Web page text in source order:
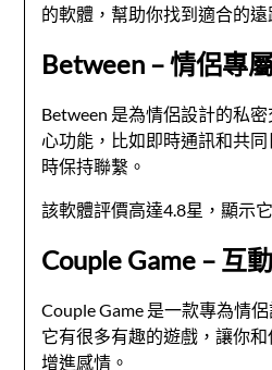
的軟體，幫助你找到適合的遠
Between – 情侶專
Between 是為情侶設計的私
心功能，比如即時通訊和共
時保持聯繫。
該軟體評價高達4.8星，顯示
Couple Game – 互
Couple Game 是一款專為情
它有很多有趣的遊戲，讓你
增進感情。